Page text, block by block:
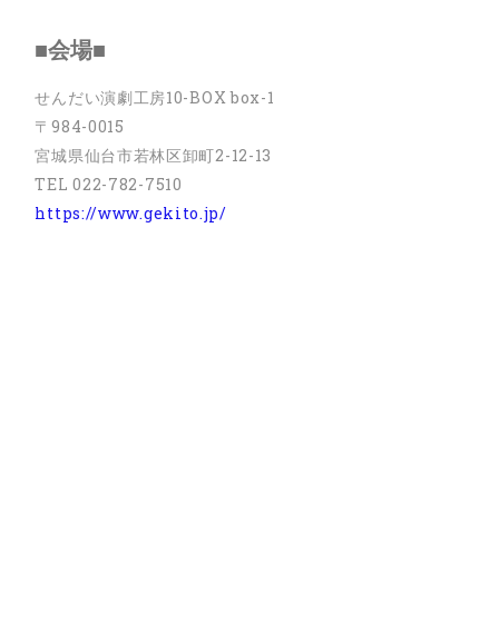
■会場■
せんだい演劇工房10-BOX box-1
〒984-0015
宮城県仙台市若林区卸町2-12-13
TEL 022-782-7510
https://www.gekito.jp/